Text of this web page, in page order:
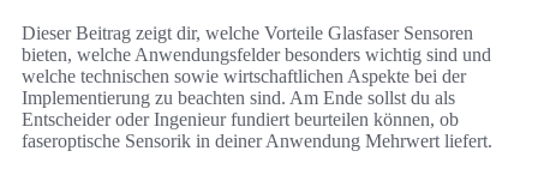
Dieser Beitrag zeigt dir, welche Vorteile Glasfaser Sensoren
bieten, welche Anwendungsfelder besonders wichtig sind und
welche technischen sowie wirtschaftlichen Aspekte bei der
Implementierung zu beachten sind. Am Ende sollst du als
Entscheider oder Ingenieur fundiert beurteilen können, ob
faseroptische Sensorik in deiner Anwendung Mehrwert liefert.